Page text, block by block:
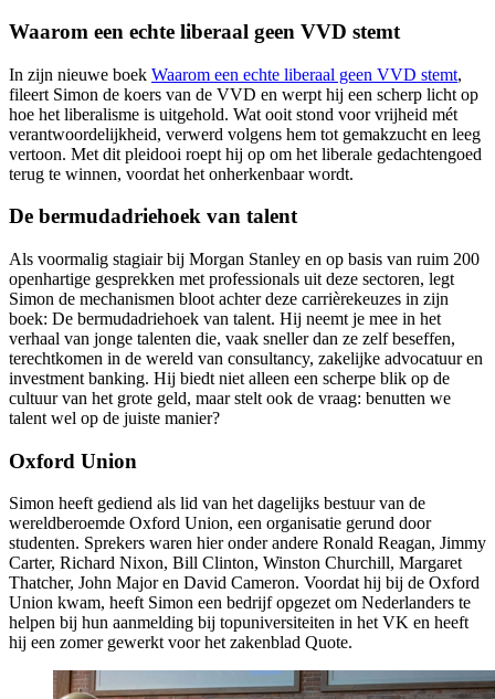
Waarom een echte liberaal geen VVD stemt
In zijn nieuwe boek Waarom een echte liberaal geen VVD stemt,
fileert Simon de koers van de VVD en werpt hij een scherp licht op
hoe het liberalisme is uitgehold. Wat ooit stond voor vrijheid mét
verantwoordelijkheid, verwerd volgens hem tot gemakzucht en leeg
vertoon. Met dit pleidooi roept hij op om het liberale gedachtengoed
terug te winnen, voordat het onherkenbaar wordt.
De bermudadriehoek van talent
Als voormalig stagiair bij Morgan Stanley en op basis van ruim 200
openhartige gesprekken met professionals uit deze sectoren, legt
Simon de mechanismen bloot achter deze carrièrekeuzes in zijn
boek: De bermudadriehoek van talent. Hij neemt je mee in het
verhaal van jonge talenten die, vaak sneller dan ze zelf beseffen,
terechtkomen in de wereld van consultancy, zakelijke advocatuur en
investment banking. Hij biedt niet alleen een scherpe blik op de
cultuur van het grote geld, maar stelt ook de vraag: benutten we
talent wel op de juiste manier?
Oxford Union
Simon heeft gediend als lid van het dagelijks bestuur van de
wereldberoemde Oxford Union, een organisatie gerund door
studenten. Sprekers waren hier onder andere Ronald Reagan, Jimmy
Carter, Richard Nixon, Bill Clinton, Winston Churchill, Margaret
Thatcher, John Major en David Cameron. Voordat hij bij de Oxford
Union kwam, heeft Simon een bedrijf opgezet om Nederlanders te
helpen bij hun aanmelding bij topuniversiteiten in het VK en heeft
hij een zomer gewerkt voor het zakenblad Quote.